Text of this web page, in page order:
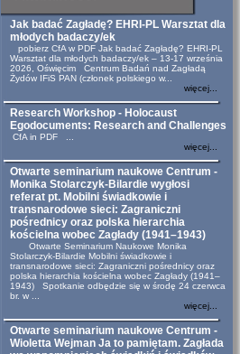
Jak badać Zagładę? EHRI-PL Warsztat dla
młodych badaczy/ek
pobierz CfA w PDF Jak badać Zagładę? EHRI-PL
Warsztat dla młodych badaczy/ek – 13-17 września
2026, Oświęcim Centrum Badań nad Zagładą
Żydów IFiS PAN (członek polskiego w...
więcej...
Research Workshop - Holocaust
Egodocuments: Research and Challenges
CfA in PDF ...
więcej...
Otwarte seminarium naukowe Centrum -
Monika Stolarczyk-Bilardie wygłosi
referat pt. Mobilni świadkowie i
transnarodowe sieci: Zagraniczni
pośrednicy oraz polska hierarchia
kościelna wobec Zagłady (1941–1943)
Otwarte Seminarium Naukowe Monika
Stolarczyk-Bilardie Mobilni świadkowie i
transnarodowe sieci: Zagraniczni pośrednicy oraz
polska hierarchia kościelna wobec Zagłady (1941–
1943) Spotkanie odbędzie się w środę 24 czerwca
br. w ...
więcej...
Otwarte seminarium naukowe Centrum -
Wioletta Wejman Ja to pamiętam. Zagłada